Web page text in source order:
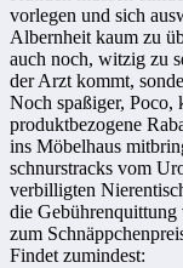
vorlegen und sich
Albernheit kaum zu
auch noch, witzig zu
der Arzt kommt,
Noch spaßiger, Poco,
produktbezogene
ins Möbelhaus
schnurstracks vom
verbilligten
die Gebührenquittung
zum
Findet zumindest: